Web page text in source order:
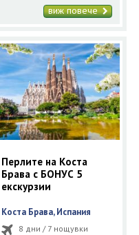
виж повече
Перлите на Коста
Брава с БОНУС 5
екскурзии
Коста Брава, Испания
8 дни / 7 нощувки